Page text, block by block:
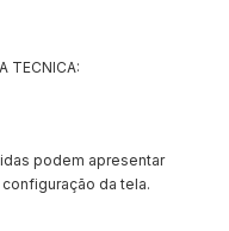
TECNICA:
podem apresentar
da tela.